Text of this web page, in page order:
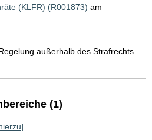
(KLFR) (R001873) am
außerhalb des Strafrechts
(1)